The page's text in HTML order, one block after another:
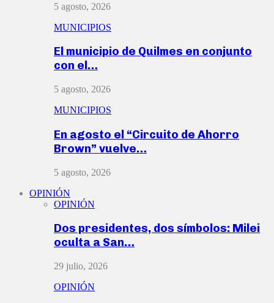
5 agosto, 2026
MUNICIPIOS
El municipio de Quilmes en conjunto
con el…
5 agosto, 2026
MUNICIPIOS
En agosto el “Circuito de Ahorro
Brown” vuelve…
5 agosto, 2026
OPINIÓN
OPINIÓN
Dos presidentes, dos símbolos: Milei
oculta a San…
29 julio, 2026
OPINIÓN